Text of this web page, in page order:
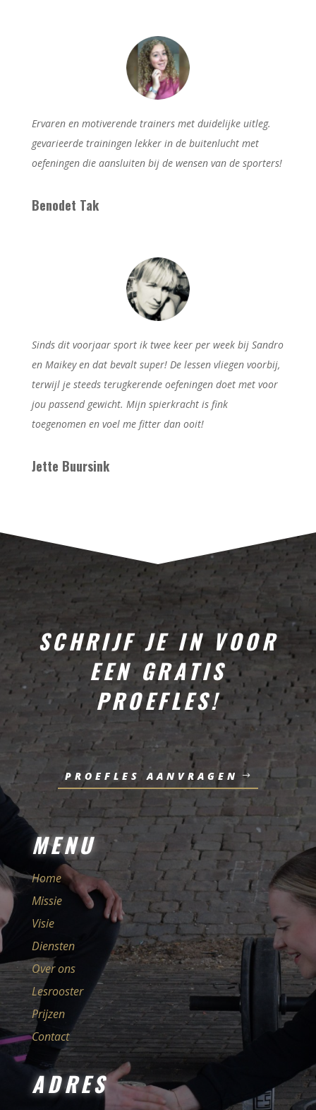
Ervaren en motiverende trainers met duidelijke uitleg.
gevarieerde trainingen lekker in de buitenlucht met
oefeningen die aansluiten bij de wensen van de sporters!
Benodet Tak
Sinds dit voorjaar sport ik twee keer per week bij Sandro
en Maikey en dat bevalt super! De lessen vliegen voorbij,
terwijl je steeds terugkerende oefeningen doet met voor
jou passend gewicht. Mijn spierkracht is fink
toegenomen en voel me fitter dan ooit!
Jette Buursink
SCHRIJF JE IN VOOR
EEN GRATIS
PROEFLES!
PROEFLES AANVRAGEN
MENU
Home
Missie
Visie
Diensten
Over ons
Lesrooster
Prijzen
Contact
ADRES